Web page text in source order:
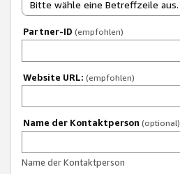
Bitte wähle eine Betreffzeile aus.
Partner-ID (empfohlen)
Website URL: (empfohlen)
Name der Kontaktperson (optional)
Name der Kontaktperson